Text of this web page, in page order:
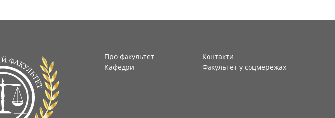
Про факультет
Контакти
Кафедри
Факультет у соцмережах